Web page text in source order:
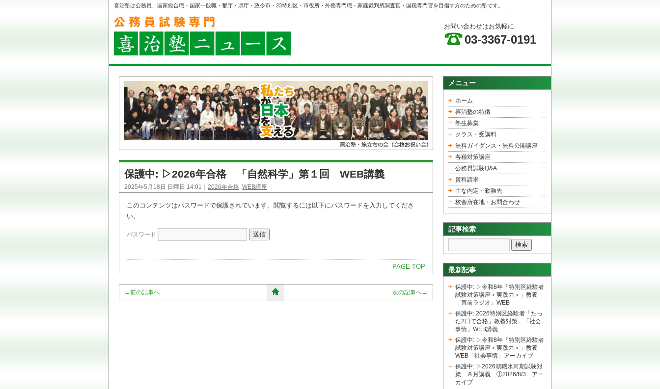
喜治塾は公務員、国家総合職・国家一般職・都庁・県庁・政令市・23特別区・市役所・外務専門職・家庭裁判所調査官・国税専門官を目指す方のための塾です。
お問い合わせはお気軽に
03-3367-0191
保護中: ▷2026年合格 「自然科学」第１回 WEB講義
2025年5月18日 日曜日 14:01｜ 2026年合格, WEB講座
このコンテンツはパスワードで保護されています。閲覧するには以下にパスワードを入力してくださ
い。
パスワード
PAGE TOP
←前の記事へ 次の記事へ→
メニュー
ホーム
喜治塾の特徴
塾生募集
クラス・受講料
無料ガイダンス・無料公開講座
各種対策講座
公務員試験Q&A
資料請求
主な内定・勤務先
校舎所在地・お問合わせ
記事検索
最新記事
保護中: ▷令和8年「特別区経験者
試験対策講座＜実践力＞」教養
「直前ラジオ」WEB
保護中: 2026特別区経験者「たっ
た2日で合格」教養対策 「社会
事情」WEB講義
保護中: ▷令和8年「特別区経験者
試験対策講座＜実践力＞」教養
WEB「社会事情」アーカイブ
保護中: ▷2026就職氷河期試験対
策 ８月講義 ①2026/8/3 アー
カイブ